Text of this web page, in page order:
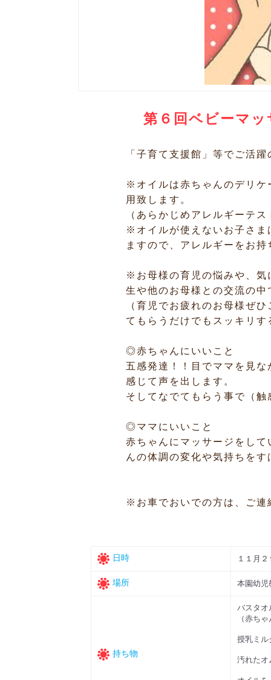
第６回ベビーマ
「子育て支援館」等でご活
※オイルは赤ちゃんのデリケ
用致します。
（あらかじめアレルギーテ
※オイルが使えないお子さま
ますので、アレルギーをお
※お母様の育児の悩みや、気
生や他のお母様との交流の
（育児でお疲れのお母様ぜ
てもらうだけでもスッキリ
◎赤ちゃんにいいこと
五感発達！！目でママを見
感じて声を出します。
そしてなでてもらう事で（
◎ママにいいこと
赤ちゃんにマッサージをし
んの体調の変化や気持ちを
※お車でおいでの方は、ご連
日時 １１月
場所 本園幼児
持ち物
バスタオ
（赤ち
授乳ミル
汚れたオ